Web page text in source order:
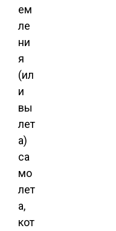
ем
ле
ни
я
(ил
и
вы
лет
а)
са
мо
лет
а,
кот